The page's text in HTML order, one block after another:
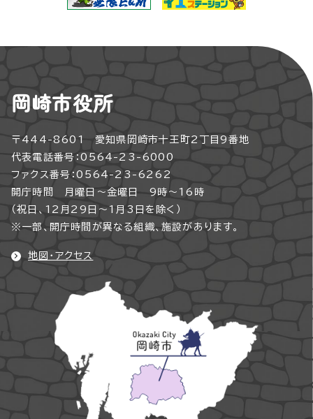
岡崎市役所
〒444-8601 愛知県岡崎市十王町2丁目9番地
代表電話番号：0564-23-6000
ファクス番号：0564-23-6262
開庁時間 月曜日～金曜日 9時～16時
（祝日、12月29日～1月3日を除く）
※一部、開庁時間が異なる組織、施設があります。
地図・アクセス